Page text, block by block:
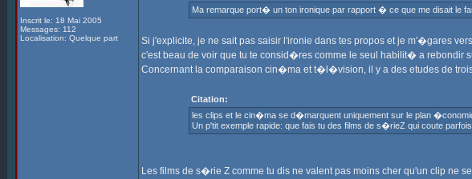
Inscrit le: 18 Mai 2005
Messages: 112
Localisation: Quelque part
Ma remarque port� un ton ironique par rapport � ce que me disait le
Si j'explicite, je ne sait pas saisir l'ironie dans tes propos et je m'�gares
c'est beau de voir que tu te consid�res comme le seul habilit� a rebondir
Concernant la comparaison cin�ma et t�l�vision, il y a des etudes de
Citation:
les clips et le cin�ma se d�marquent uniquement sur le plan
Un p'tit exemple rapide: que fais tu des films de s�rieZ qui coute
Les films de s�rie Z comme tu dis ne valent pas moins cher qu'un clip